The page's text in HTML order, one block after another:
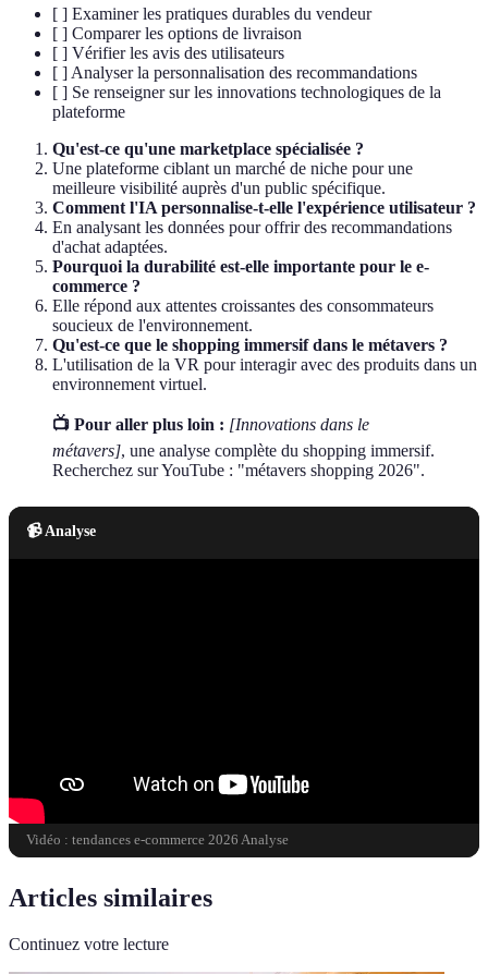
[ ] Examiner les pratiques durables du vendeur
[ ] Comparer les options de livraison
[ ] Vérifier les avis des utilisateurs
[ ] Analyser la personnalisation des recommandations
[ ] Se renseigner sur les innovations technologiques de la
plateforme
Qu'est-ce qu'une marketplace spécialisée ?
Une plateforme ciblant un marché de niche pour une
meilleure visibilité auprès d'un public spécifique.
Comment l'IA personnalise-t-elle l'expérience utilisateur ?
En analysant les données pour offrir des recommandations
d'achat adaptées.
Pourquoi la durabilité est-elle importante pour le e-
commerce ?
Elle répond aux attentes croissantes des consommateurs
soucieux de l'environnement.
Qu'est-ce que le shopping immersif dans le métavers ?
L'utilisation de la VR pour interagir avec des produits dans un
environnement virtuel.
📺 Pour aller plus loin : [Innovations dans le
métavers], une analyse complète du shopping immersif.
Recherchez sur YouTube : "métavers shopping 2026".
📹 Analyse
Vidéo : tendances e-commerce 2026 Analyse
Articles similaires
Continuez votre lecture